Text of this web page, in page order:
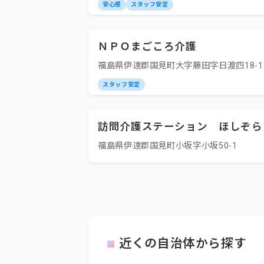
安心感 スタッフ安定
ＮＰＯまごころ介護
福島県伊達郡国見町大字藤田字日渡四18-1
スタッフ安定
訪問介護ステーション ほしぞら
福島県伊達郡国見町小坂字小坂50-1
近くの自治体から探す